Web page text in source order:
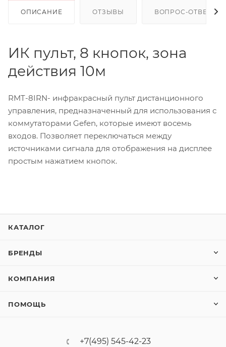
ОПИСАНИЕ ОТЗЫВЫ ВОПРОС-ОТВЕТ
ИК пульт, 8 кнопок, зона
действия 10м
RMT-8IRN- инфракрасный пульт дистанционного
управления, предназначенный для использования с
коммутаторами Gefen, которые имеют восемь
входов. Позволяет переключаться между
источниками сигнала для отображения на дисплее
простым нажатием кнопок.
КАТАЛОГ
БРЕНДЫ
КОМПАНИЯ
ПОМОЩЬ
+7(495) 545-42-23